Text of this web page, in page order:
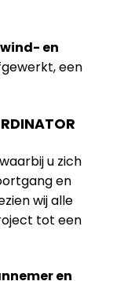
en
een
u zich
en
wij alle
tot een
en